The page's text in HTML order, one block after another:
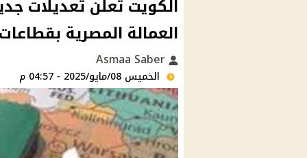
الكويت تعلن تعديلات
العمالة المصرية
الخميس 08/مايو/2025 - 04:57 م